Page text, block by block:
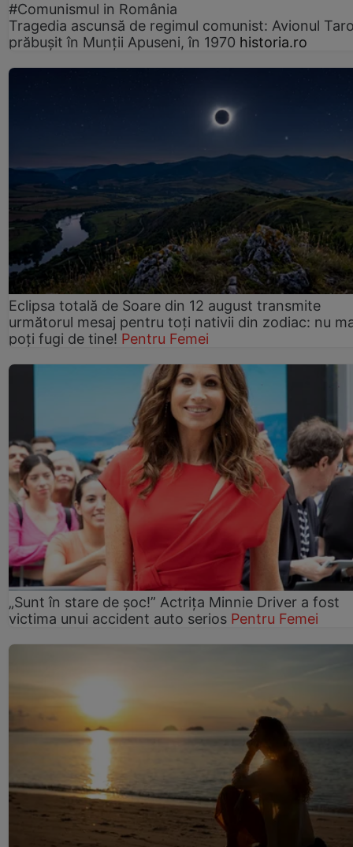
#Comunismul in România
Tragedia ascunsă de regimul comunist: Avionul
prăbușit în Munții Apuseni, în 1970 historia.ro
Eclipsa totală de Soare din 12 august transmite
următorul mesaj pentru toți nativii din zodiac: nu
poți fugi de tine! Pentru Femei
„Sunt în stare de șoc!” Actrița Minnie Driver a fost
victima unui accident auto serios Pentru Femei